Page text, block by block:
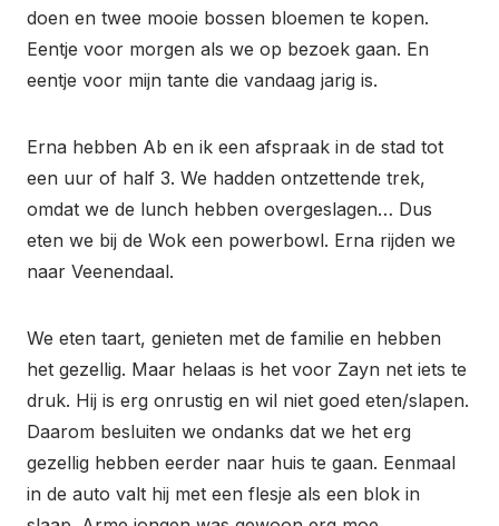
doen en twee mooie bossen bloemen te kopen.
Eentje voor morgen als we op bezoek gaan. En
eentje voor mijn tante die vandaag jarig is.
Erna hebben Ab en ik een afspraak in de stad tot
een uur of half 3. We hadden ontzettende trek,
omdat we de lunch hebben overgeslagen… Dus
eten we bij de Wok een powerbowl. Erna rijden we
naar Veenendaal.
We eten taart, genieten met de familie en hebben
het gezellig. Maar helaas is het voor Zayn net iets te
druk. Hij is erg onrustig en wil niet goed eten/slapen.
Daarom besluiten we ondanks dat we het erg
gezellig hebben eerder naar huis te gaan. Eenmaal
in de auto valt hij met een flesje als een blok in